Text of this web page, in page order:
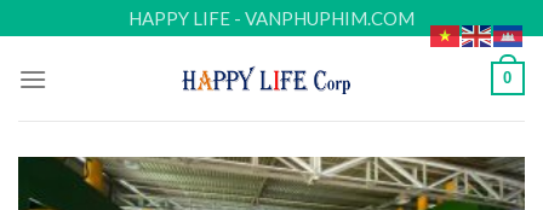
to
content
HAPPY LIFE - VANPHUPHIM.COM
0